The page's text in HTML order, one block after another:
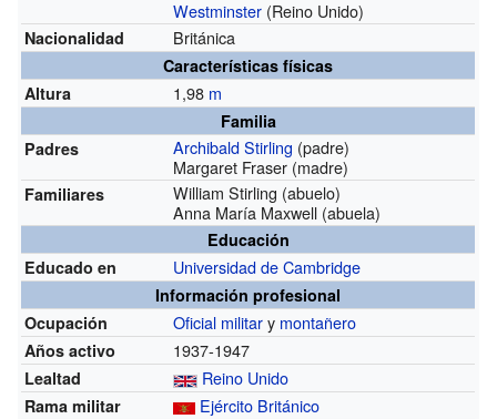
Westminster (Reino Unido)
Nacionalidad Británica
Características físicas
Altura
1,98 m
Familia
Padres
Archibald Stirling (padre)
Margaret Fraser (madre)
Familiares
William Stirling (abuelo)
Anna María Maxwell (abuela)
Educación
Educado en
Universidad de Cambridge
Información profesional
Ocupación
Oficial military montañero
Años activo 1937-1947
Lealtad Reino Unido
Rama militar Ejército Británico